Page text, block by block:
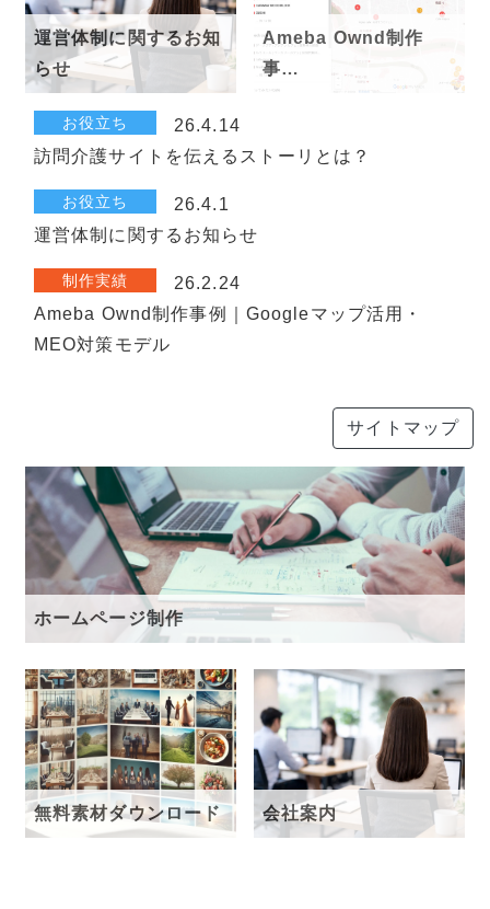
運営体制に関するお知
らせ
Ameba Ownd制作
事…
お役立ち
26.4.14
訪問介護サイトを伝えるストーリとは？
お役立ち
26.4.1
運営体制に関するお知らせ
制作実績
26.2.24
Ameba Ownd制作事例｜Googleマップ活用・
MEO対策モデル
サイトマップ
ホームページ制作
無料素材ダウンロード 会社案内